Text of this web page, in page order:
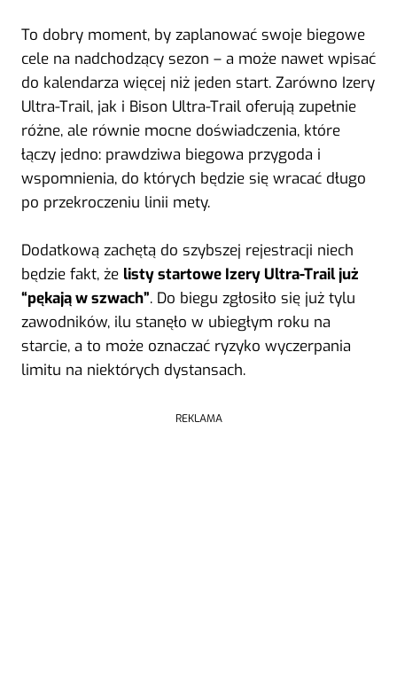
To dobry moment, by zaplanować swoje biegowe
cele na nadchodzący sezon – a może nawet wpisać
do kalendarza więcej niż jeden start. Zarówno Izery
Ultra-Trail, jak i Bison Ultra-Trail oferują zupełnie
różne, ale równie mocne doświadczenia, które
łączy jedno: prawdziwa biegowa przygoda i
wspomnienia, do których będzie się wracać długo
po przekroczeniu linii mety.
Dodatkową zachętą do szybszej rejestracji niech
będzie fakt, że listy startowe Izery Ultra-Trail już
“pękają w szwach”. Do biegu zgłosiło się już tylu
zawodników, ilu stanęło w ubiegłym roku na
starcie, a to może oznaczać ryzyko wyczerpania
limitu na niektórych dystansach.
REKLAMA